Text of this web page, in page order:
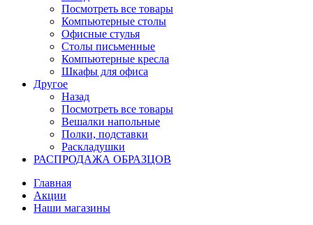
Посмотреть все товары
Компьютерные столы
Офисные стулья
Столы письменные
Компьютерные кресла
Шкафы для офиса
Другое
Назад
Посмотреть все товары
Вешалки напольные
Полки, подставки
Раскладушки
РАСПРОДАЖА ОБРАЗЦОВ
Главная
Акции
Наши магазины